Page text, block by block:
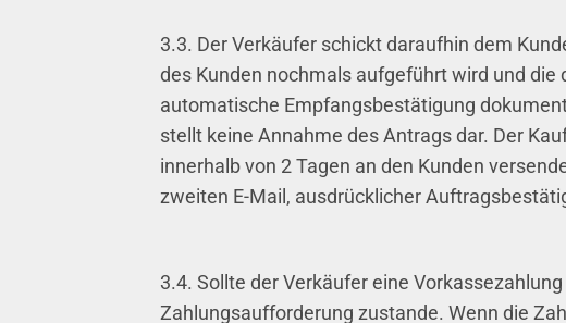
3.3. Der Verkäufer schickt daraufhin dem
des Kunden nochmals aufgeführt wird und die
automatische Empfangsbestätigung
stellt keine Annahme des Antrags dar. Der
innerhalb von 2 Tagen an den Kunden
zweiten E-Mail, ausdrücklicher
3.4. Sollte der Verkäufer eine
Zahlungsaufforderung zustande. Wenn die